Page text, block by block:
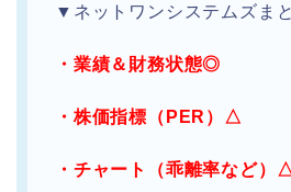
▼ネットワンシステムズま
・業績＆財務状態◎
・株価指標（PER）△
・チャート（乖離率など）